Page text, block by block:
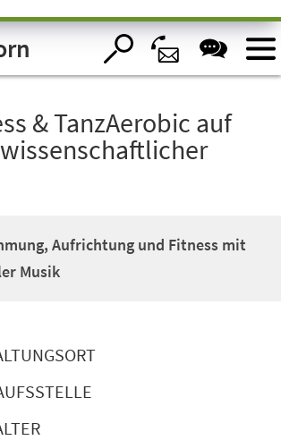
& TanzAerobic auf
Aufrichtung und Fitness mit
Musik